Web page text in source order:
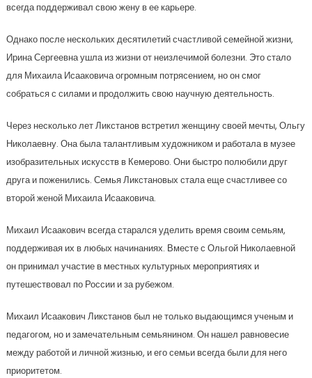
всегда поддерживал свою жену в ее карьере.
Однако после нескольких десятилетий счастливой семейной жизни,
Ирина Сергеевна ушла из жизни от неизлечимой болезни. Это стало
для Михаила Исааковича огромным потрясением, но он смог
собраться с силами и продолжить свою научную деятельность.
Через несколько лет Ликстанов встретил женщину своей мечты, Ольгу
Николаевну. Она была талантливым художником и работала в музее
изобразительных искусств в Кемерово. Они быстро полюбили друг
друга и поженились. Семья Ликстановых стала еще счастливее со
второй женой Михаила Исааковича.
Михаил Исаакович всегда старался уделить время своим семьям,
поддерживая их в любых начинаниях. Вместе с Ольгой Николаевной
он принимал участие в местных культурных мероприятиях и
путешествовал по России и за рубежом.
Михаил Исаакович Ликстанов был не только выдающимся ученым и
педагогом, но и замечательным семьянином. Он нашел равновесие
между работой и личной жизнью, и его семьи всегда были для него
приоритетом.